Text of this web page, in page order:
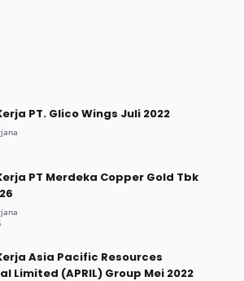
PT. Glico Wings Juli 2022
PT Merdeka Copper Gold Tbk
Asia Pacific Resources
Limited (APRIL) Group Mei 2022